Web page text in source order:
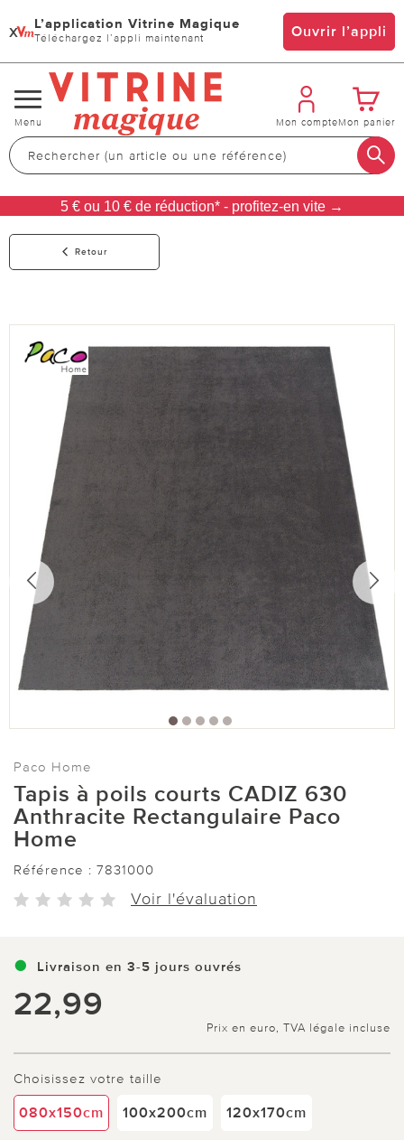
x L’application Vitrine Magique
Téléchargez l’appli maintenant Ouvrir l’appli
Changer
de
navigation
Menu Mon compteMon panier
5 € ou 10 € de réduction* - profitez-en vite →
Retour
Paco Home
Tapis à poils courts CADIZ 630
Anthracite Rectangulaire Paco
Home
Référence : 7831000
Voir l'évaluation
Livraison en 3-5 jours ouvrés
22,99
Prix en euro, TVA légale incluse
Choisissez votre taille
080x150cm 100x200cm 120x170cm